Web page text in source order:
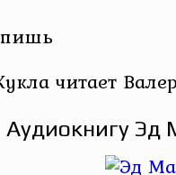
читает
Аудиокнигу Эд